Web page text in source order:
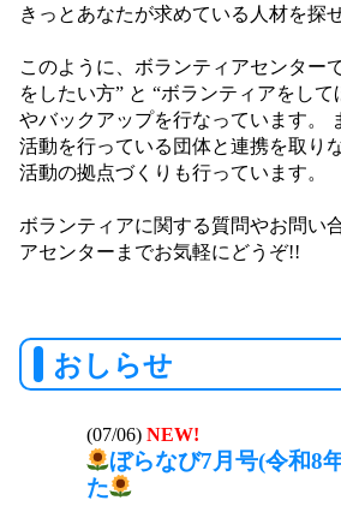
きっとあなたが求めている人材を探
このように、ボランティアセンター
をしたい方” と “ボランティアをして
やバックアップを行なっています。
活動を行っている団体と連携を取り
活動の拠点づくりも行っています。
ボランティアに関する質問やお問い
アセンターまでお気軽にどうぞ!!
おしらせ
(07/06) NEW!
ぼらなび7月号(令和8
た